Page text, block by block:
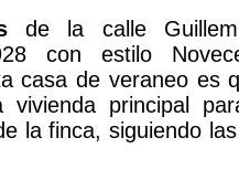
de la calle
con estilo
casa de veraneo es
vivienda principal
la finca, siguiendo